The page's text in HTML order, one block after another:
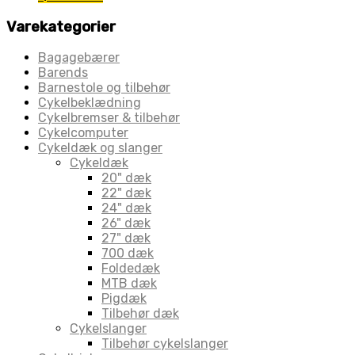
Varekategorier
Bagagebærer
Barends
Barnestole og tilbehør
Cykelbeklædning
Cykelbremser & tilbehør
Cykelcomputer
Cykeldæk og slanger
Cykeldæk
20" dæk
22" dæk
24" dæk
26" dæk
27" dæk
700 dæk
Foldedæk
MTB dæk
Pigdæk
Tilbehør dæk
Cykelslanger
Tilbehør cykelslanger